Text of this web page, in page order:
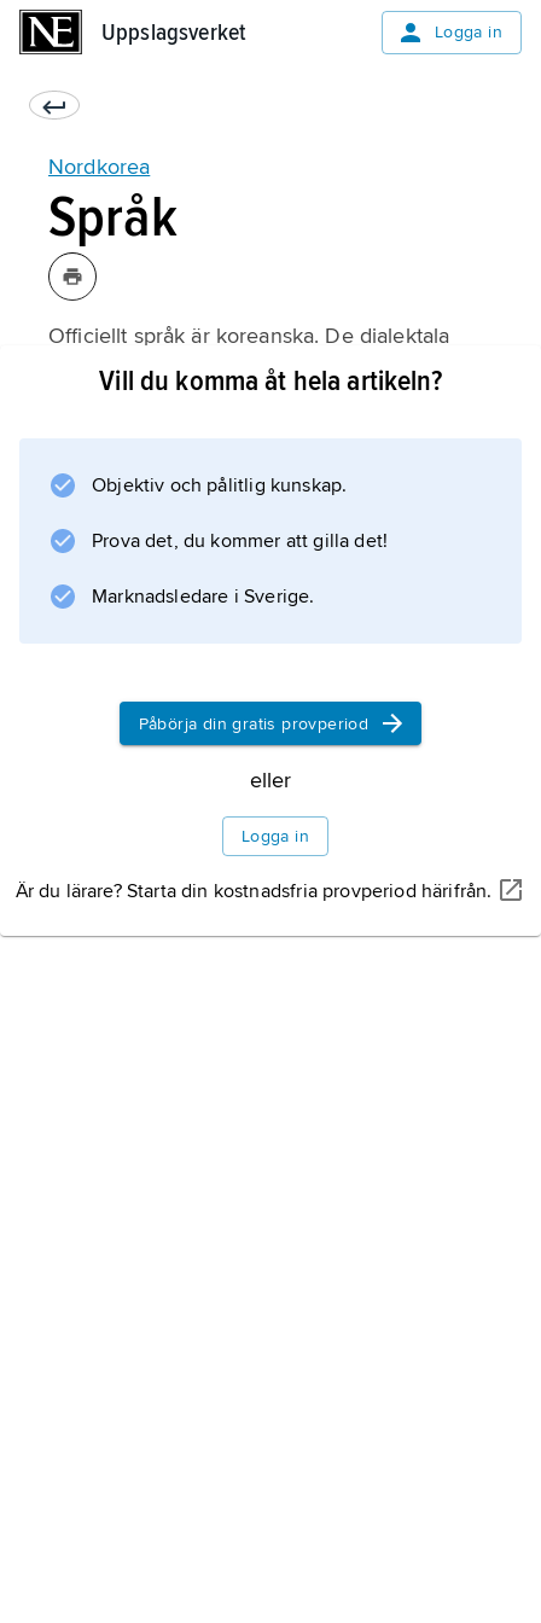
Uppslagsverket Logga in
Nordkorea
Språk
Officiellt språk är koreanska. De dialektala
skillnaderna mellan Nordkorea och Sydkorea
kinesiska tecknen är i Nordkorea helt
avskaffade. Pyongyangdialekten utgör norm
Vill du komma åt hela artikeln?
Objektiv och pålitlig kunskap.
Prova det, du kommer att gilla det!
Marknadsledare i Sverige.
Påbörja din gratis provperiod
eller
Logga in
Är du lärare? Starta din kostnadsfria provperiod härifrån.